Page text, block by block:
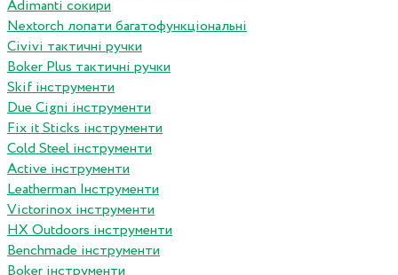
Adimanti сокири
Nextorch лопати багатофункціональні
Сivivi тактичні ручки
Boker Plus тактичні ручки
Skif інструменти
Due Cigni інструменти
Fix it Sticks інструменти
Сold Steel інструменти
Active інструменти
Leatherman Інструменти
Victorinox інструменти
HX Outdoors інструменти
Benchmade інструменти